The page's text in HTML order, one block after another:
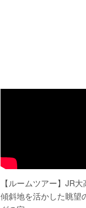
【ルームツアー】JR
傾斜地を活かした眺望